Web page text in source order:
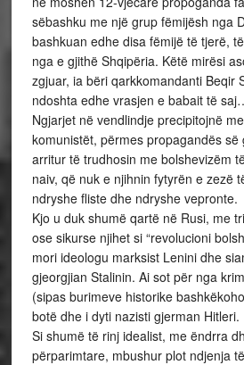
sëbashku me një grup fëmijësh nga
bashkuan edhe disa fëmijë të tjerë,
nga e gjithë Shqipëria. Këtë mirësi
zgjuar, ia bëri qarkkomandanti Beqir
ndoshta edhe vrasjen e babait të
Ngjarjet në vendlindje precipitojnë
komunistët, përmes propagandës së
arritur të trudhosin me bolshevizëm
naiv, që nuk e njihnin fytyrën e zezë
ndryshe fliste dhe ndryshe vepronte.
Kjo u duk shumë qartë në Rusi, me
ose sikurse njihet si “revolucioni
mori ideologu marksist Lenini dhe
gjeorgjian Stalinin. Ai sot për nga
(sipas burimeve historike
botë dhe i dyti nazisti gjerman Hitleri.
Si shumë të rinj idealist, me ëndrra
përparimtare, mbushur plot ndjenja